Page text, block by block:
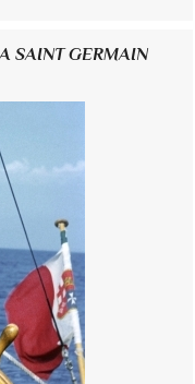
SAINT GERMAIN